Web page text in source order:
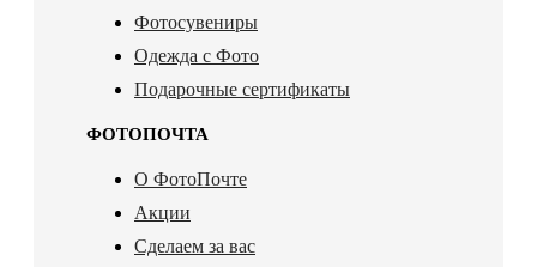
Фотосувениры
Одежда с Фото
Подарочные сертификаты
ФОТОПОЧТА
О ФотоПочте
Акции
Сделаем за вас